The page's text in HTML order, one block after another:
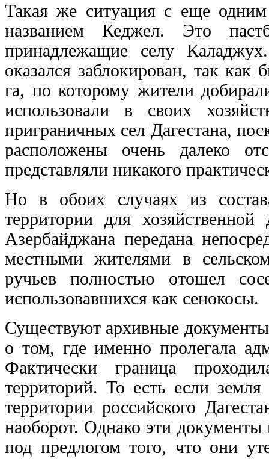
Такая же ситуация с еще
названием Кеджел. Это
принадлежащие селу
оказался заблокирован, так
га, по которому жители
использовали в своих
приграничных сел Дагестана,
расположены очень далеко
представляли никакого
Но в обоих случаях из
территории для
Азербайджана передана
местными жителями в
ручьев полностью отошел
использовавшихся как сенокосы.
Существуют архивные
о том, где именно пролегала
Фактически граница
территорий. То есть если
территории российского
наоборот. Однако эти
под предлогом того, что они